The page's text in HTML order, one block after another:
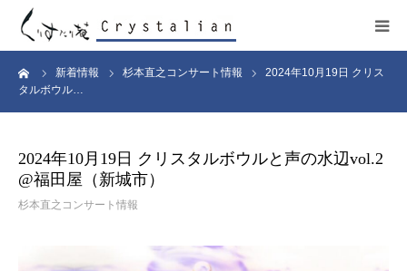
新着情報 杉本直之コンサート情報
2024年10月19日 クリス
タルボウル…
2024年10月19日 クリスタルボウルと声の水辺vol.2
@福田屋（新城市）
杉本直之コンサート情報
ヒーリング
施設紹介